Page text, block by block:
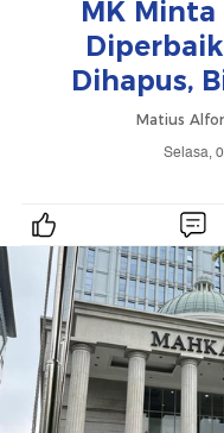
MK Minta
Dihapus,
Matius
Selasa,